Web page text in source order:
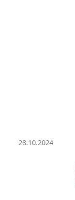
28.10.2024